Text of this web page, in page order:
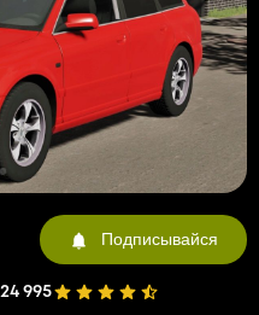
Подписывайся
24 995